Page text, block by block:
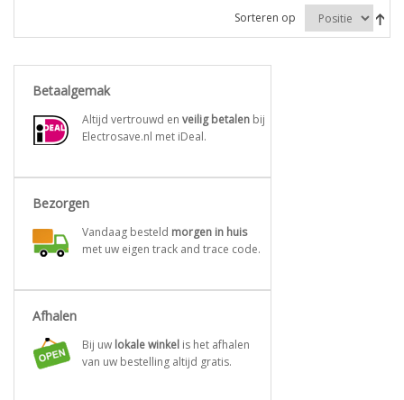
Sorteren op
Betaalgemak
Altijd vertrouwd en veilig betalen bij
Electrosave.nl met iDeal.
Bezorgen
Vandaag besteld morgen in huis
met uw eigen track and trace code.
Afhalen
Bij uw lokale winkel is het afhalen
van uw bestelling altijd gratis.